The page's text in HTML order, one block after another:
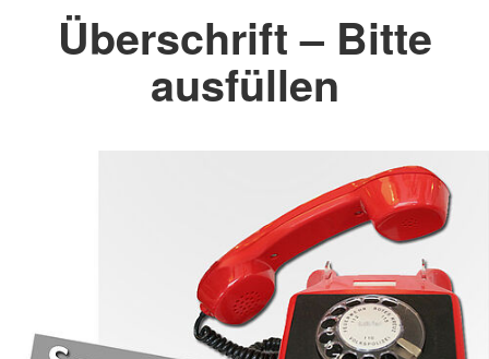
Überschrift – Bitte
ausfüllen